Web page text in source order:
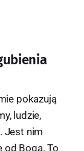
pokazują
ludzie,
Jest nim
od Boga. To